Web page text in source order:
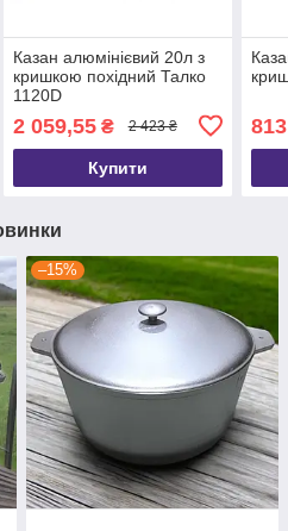
Казан алюмінієвий 20л з
кришкою похідний Талко
1120D
2 059,55₴ 2 423 ₴
Купити
–15%